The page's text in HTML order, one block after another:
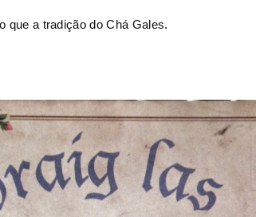
que a tradição do Chá Gales.